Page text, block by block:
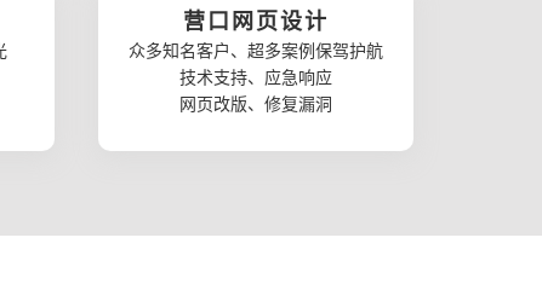
营口网页设计
众多知名客户、超多案例保驾护航
技术支持、应急响应
网页改版、修复漏洞